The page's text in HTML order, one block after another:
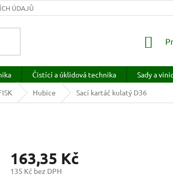
ÚDAJŮ
Čistící a úklidová technika Sady a
Hubice Sací kartáč kulatý D36
163,35 Kč
135 Kč bez DPH